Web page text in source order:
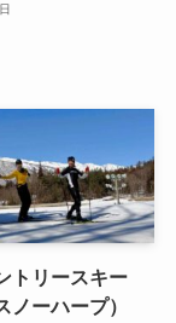
トリースキー
ノーハープ）